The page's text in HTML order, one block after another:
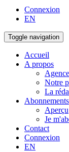
Connexion
EN
Toggle navigation
Accueil
A propos
Notre
La
Abonnements
Aperçu
Je
Contact
Connexion
EN